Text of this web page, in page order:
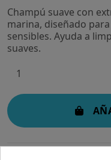
Champú suave con
marina, diseñado
sensibles. Ayuda a
suaves.